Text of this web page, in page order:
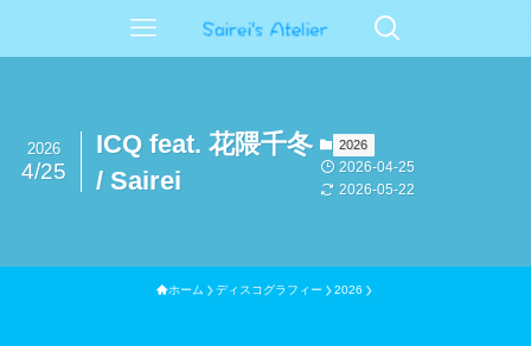
ICQ feat. 花隈千冬
/ Sairei
2026
4/25
2026
2026-04-25
2026-05-22
ホーム ディスコグラフィー 2026